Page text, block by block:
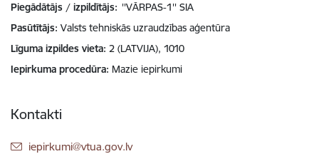
Piegādātājs / izpildītājs: ''VĀRPAS-1'' SIA
Pasūtītājs Valsts tehniskās uzraudzības aģentūra
Līguma izpildes vieta 2 (LATVIJA), 1010
Iepirkuma procedūra Mazie iepirkumi
Kontakti
E-pasts:
iepirkumi@vtua.gov.lv